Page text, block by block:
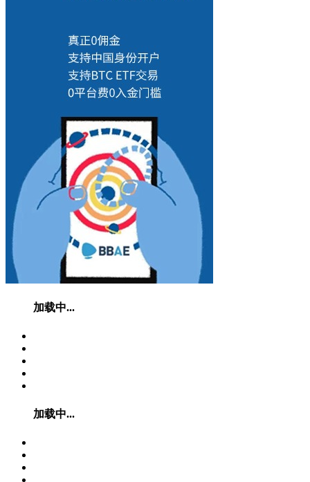
加载中...
加载中...